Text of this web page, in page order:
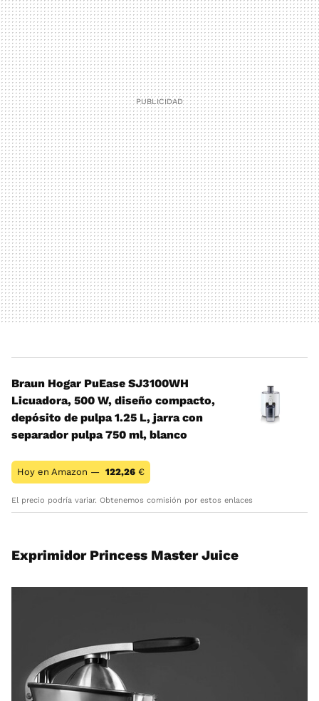
Braun Hogar PuEase SJ3100WH
Licuadora, 500 W, diseño compacto,
depósito de pulpa 1.25 L, jarra con
separador pulpa 750 ml, blanco
Hoy en Amazon — 122,26 €
El precio podría variar. Obtenemos comisión por estos enlaces
Exprimidor Princess Master Juice